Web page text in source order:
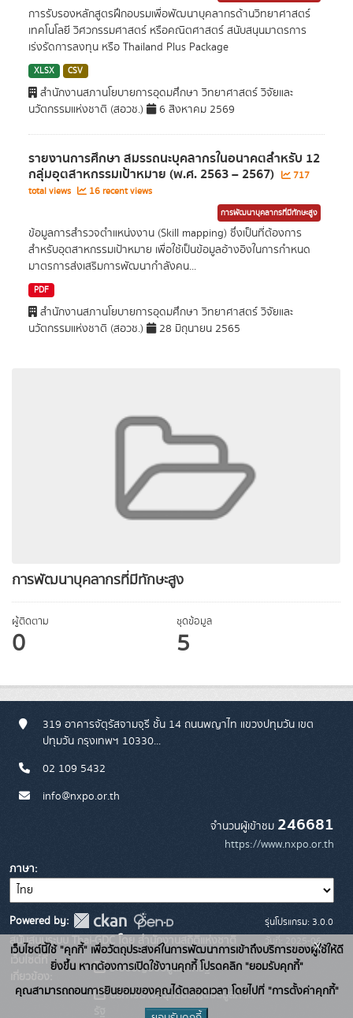
การพัฒนาบุคลากรที่มีทักษะสูง
ผู้ติดตาม
0
ชุดข้อมูล
5
การรับรองหลักสูตรฝึกอบรมเพื่อพัฒนาบุคลากรด้านวิทยาศาสตร์
เทคโนโลยี วิศวกรรมศาสตร์ หรือคณิตศาสตร์ สนับสนุนมาตรการ
เร่งรัดการลงทุน หรือ Thailand Plus Package
XLSX CSV
สำนักงานสภานโยบายการอุดมศึกษา วิทยาศาสตร์ วิจัยและ
นวัตกรรมแห่งชาติ (สอวช.)
6 สิงหาคม 2569
รายงานการศึกษา สมรรถนะบุคลากรในอนาคตสำหรับ 12
กลุ่มอุตสาหกรรมเป้าหมาย (พ.ศ. 2563 – 2567)
717
total views
16 recent views
การพัฒนาบุคลากรที่มีทักษะสูง
ข้อมูลการสำรวจตำแหน่งงาน (Skill mapping) ซึ่งเป็นที่ต้องการ
สำหรับอุตสาหกรรมเป้าหมาย เพื่อใช้เป็นข้อมูลอ้างอิงในการกำหนด
มาตรการส่งเสริมการพัฒนากำลังคน...
PDF
สำนักงานสภานโยบายการอุดมศึกษา วิทยาศาสตร์ วิจัยและ
นวัตกรรมแห่งชาติ (สอวช.)
28 มิถุนายน 2565
319 อาคารจัตุรัสจามจุรี ชั้น 14 ถนนพญาไท แขวงปทุมวัน เขต
ปทุมวัน กรุงเทพฯ 10330...
02 109 5432
info@nxpo.or.th
จำนวนผู้เข้าชม 246681
https://www.nxpo.or.th
ภาษา
Powered by:
สนับสนุนระบบ Thai-GDC โดย สำนักงานสถิติแห่งชาติ
ระบบบัญชีข้อมูลภาครัฐ
บริการนามานุกรมบัญชีข้อมูลภาค
รุ่นโปรแกรม: 3.0.0
วันที่: 2025-06-
26
เว็บไซต์นี้ใช้ "คุกกี้" เพื่อวัตถุประสงค์ในการพัฒนาการเข้าถึงบริการของผู้ใช้ให้ดี
ยิ่งขึ้น หากต้องการเปิดใช้งานคุกกี้ โปรดคลิก "ยอมรับคุกกี้"
คุณสามารถถอนการยินยอมของคุณได้ตลอดเวลา โดยไปที่ "การตั้งค่าคุกกี้"
x